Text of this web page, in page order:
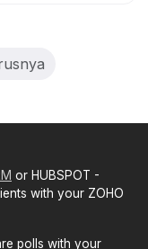
or HUBSPOT -
with your ZOHO
polls with your